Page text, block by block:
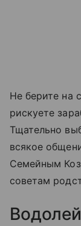
Не берите на
рискуете
Тщательно
всякое
Семейным
советам
Водолей